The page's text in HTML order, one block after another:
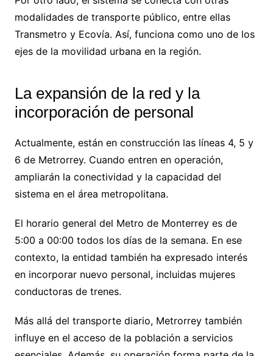
modalidades de transporte público, entre ellas
Transmetro y Ecovía. Así, funciona como uno de los
ejes de la movilidad urbana en la región.
La expansión de la red y la
incorporación de personal
Actualmente, están en construcción las líneas 4, 5 y
6 de Metrorrey. Cuando entren en operación,
ampliarán la conectividad y la capacidad del
sistema en el área metropolitana.
El horario general del Metro de Monterrey es de
5:00 a 00:00 todos los días de la semana. En ese
contexto, la entidad también ha expresado interés
en incorporar nuevo personal, incluidas mujeres
conductoras de trenes.
Más allá del transporte diario, Metrorrey también
influye en el acceso de la población a servicios